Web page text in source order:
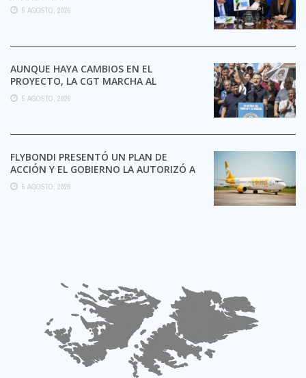
5 AGOSTO, 2026
AUNQUE HAYA CAMBIOS EN EL
PROYECTO, LA CGT MARCHA AL
CONGRESO CONTRA LA LEY DE ...
5 AGOSTO, 2026
FLYBONDI PRESENTÓ UN PLAN DE
ACCIÓN Y EL GOBIERNO LA AUTORIZÓ A
SEGUIR OPERANDO
5 AGOSTO, 2026